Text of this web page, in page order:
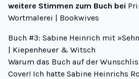
weitere Stimmen zum Buch bei
Wortmalerei | Bookwives
Buch #3: Sabine Heinrich mit
| Kiepenheuer & Witsch
Warum das Buch auf der
Cover! Ich hatte Sabine Heinrichs